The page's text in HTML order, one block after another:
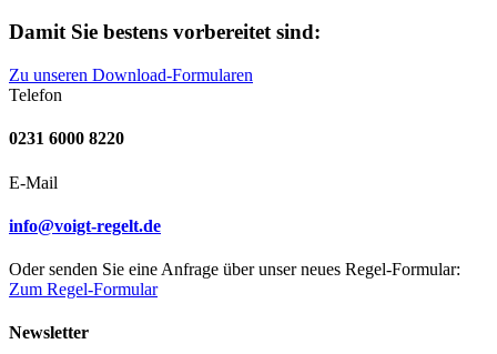
Damit Sie bestens vorbereitet sind:
Zu unseren Download-Formularen
Telefon
0231 6000 8220
E-Mail
info@voigt-regelt.de
Oder senden Sie eine Anfrage über unser neues Regel-Formular:
Zum Regel-Formular
Newsletter